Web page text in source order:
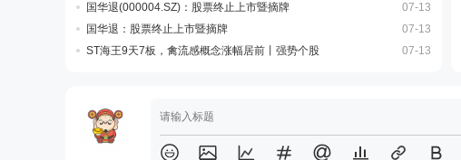
国华退(000004.SZ)：股票终止上市暨摘牌
07-13
国华退：股票终止上市暨摘牌
07-13
ST海王9天7板，禽流感概念涨幅居前丨强势个股
07-13